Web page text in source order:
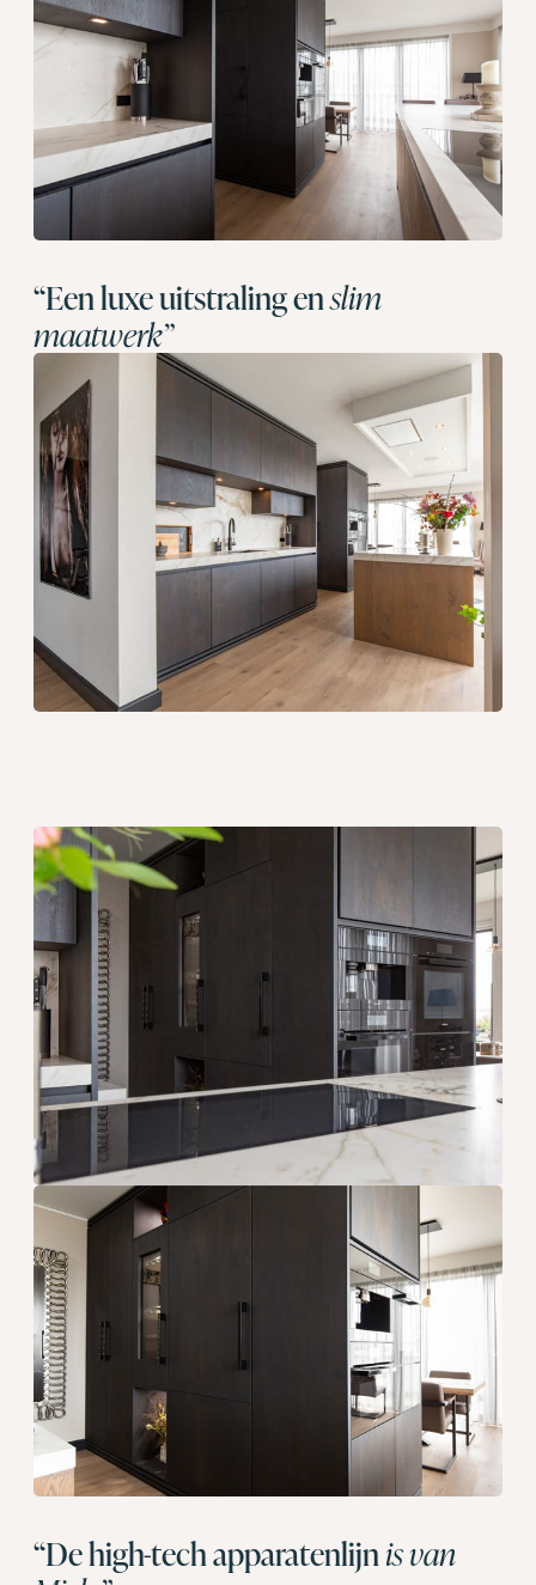
“Een luxe uitstraling enslim
maatwerk”
“De high-tech apparatenlijnis van